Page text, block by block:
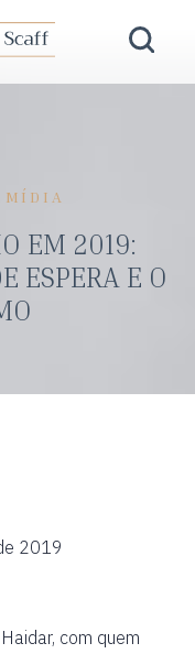
MÍDIA
EM 2019:
ESPERA E O
2019
com quem